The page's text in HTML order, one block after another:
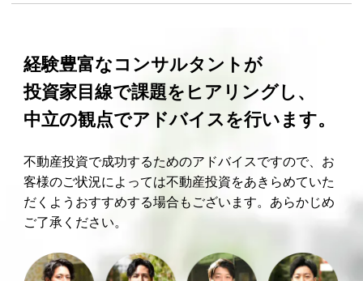
経験豊富なコンサルタントが
投資家目線で課題をヒアリングし、
中立の観点でアドバイスを行います。
不動産投資で成功するためのアドバイスですので、お
客様のご状況によっては不動産投資をあきらめていた
だくようおすすめする場合もございます。あらかじめ
ご了承ください。